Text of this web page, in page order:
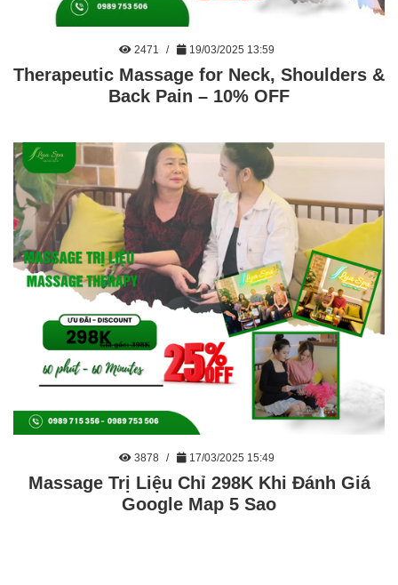
2471 19/03/2025 13:59
Therapeutic Massage for Neck, Shoulders &
Back Pain – 10% OFF
3878 17/03/2025 15:49
Massage Trị Liệu Chỉ 298K Khi Đánh Giá
Google Map 5 Sao